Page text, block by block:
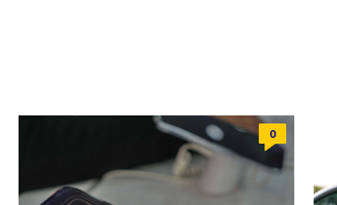
0